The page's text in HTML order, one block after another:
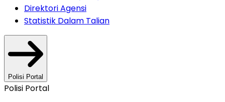
Direktori Agensi
Statistik Dalam Talian
Polisi Portal
Polisi Portal